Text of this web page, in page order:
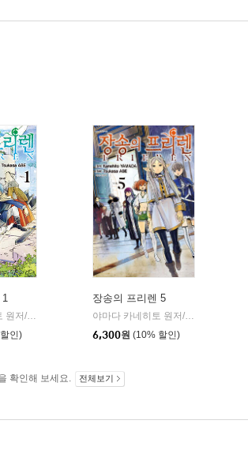
1
야마다 카네히토 원저/아베 츠카사 글그림 | 학산문화사
인)
장송의 프리렌 5
야마다 카네히토 원저/아베 츠카사 글그림
6,300원 (10% 할인)
확인해 보세요. 전체보기